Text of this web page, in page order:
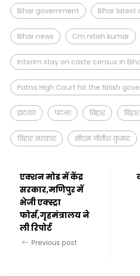
Bihar government Bihar latest
Bihar news Cm nitish kumar
Interim stay on caste census in
Patna High Court hit the Nitish
झटका पटना बिहार
बिहार सरकार सीएम नीतीश कुमार
एक्शन मोड में केंद्र
सरकार,मणिपुर में
भेजी एक्स्ट्रा
फोर्स,गृहमंत्रालय ने
ली रिपोर्ट
Previous post